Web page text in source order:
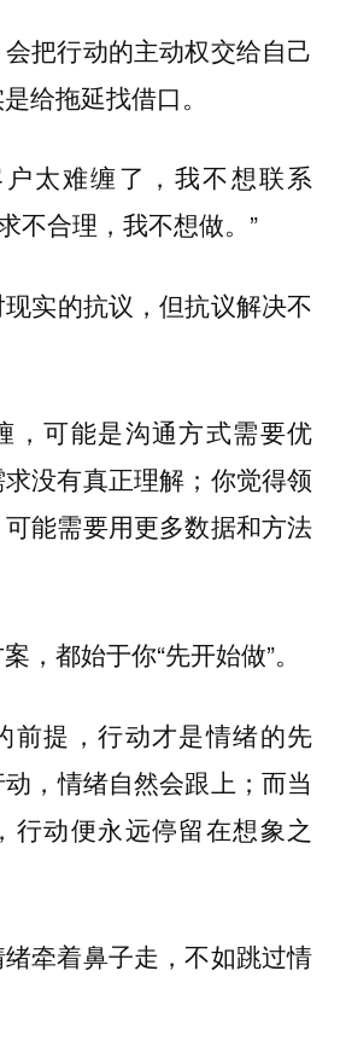
把行动的主动权交给自己
给拖延找借口。
太难缠了，我不想联系
不合理，我不想做。”
实的抗议，但抗议解决不
，可能是沟通方式需要优
没有真正理解；你觉得领
能需要用更多数据和方法
，都始于你“先开始做”。
前提，行动才是情绪的先
，情绪自然会跟上；而当
行动便永远停留在想象之
牵着鼻子走，不如跳过情